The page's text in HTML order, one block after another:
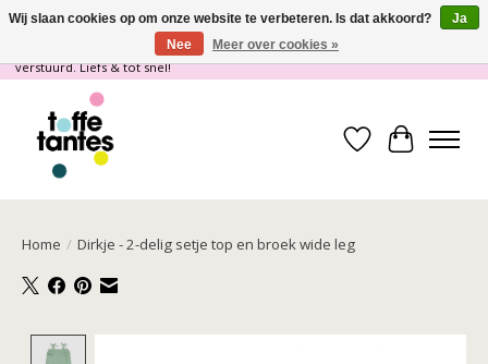
Wij gaan op vakantie! vanaf 4 juli t/m 21 juli worden er geen pakketjes
verstuurd. Liefs & tot snel!
Verlanglijst
Home / Dirkje - 2-delig setje top en broek wide leg
Wij slaan cookies op om onze website te verbeteren. Is dat akkoord?
Ja
Nee
Meer over cookies »